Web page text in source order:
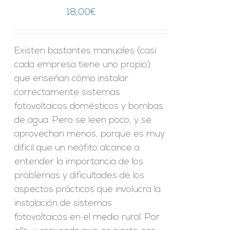
18,00€
Existen bastantes manuales (casi
cada empresa tiene uno propio)
que enseñan cómo instalar
correctamente sistemas
fotovoltaicos domésticos y bombas
de agua. Pero se leen poco, y se
aprovechan menos, porque es muy
difícil que un neófito alcance a
entender la importancia de los
problemas y dificultades de los
aspectos prácticos que involucra la
instalación de sistemas
fotovoltaicos en el medio rural. Por